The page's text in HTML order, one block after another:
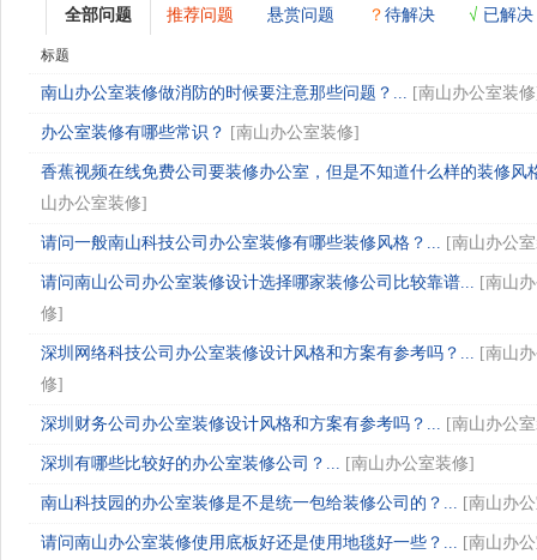
全部问题 推荐问题 悬赏问题 ？待解决 √ 已解决
标题
南山办公室装修做消防的时候要注意那些问题？... [南山办公室装修
办公室装修有哪些常识？ [南山办公室装修]
香蕉视频在线免费公司要装修办公室，但是不知道什么样的装修风
山办公室装修]
请问一般南山科技公司办公室装修有哪些装修风格？... [南山办公
请问南山公司办公室装修设计选择哪家装修公司比较靠谱... [南山
修]
深圳网络科技公司办公室装修设计风格和方案有参考吗？... [南山
修]
深圳财务公司办公室装修设计风格和方案有参考吗？... [南山办公
深圳有哪些比较好的办公室装修公司？... [南山办公室装修]
南山科技园的办公室装修是不是统一包给装修公司的？... [南山办
请问南山办公室装修使用底板好还是使用地毯好一些？... [南山办